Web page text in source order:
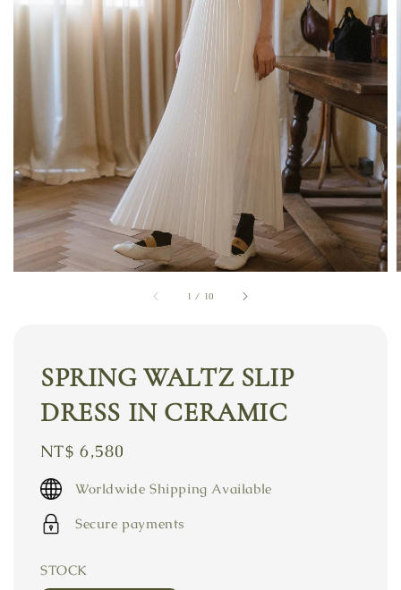
1 / 10
SPRING WALTZ SLIP
DRESS IN CERAMIC
Regular
price
NT$ 6,580
Worldwide Shipping Available
Secure payments
STOCK